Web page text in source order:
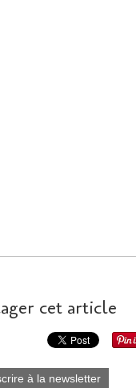
cet article
à la newsletter